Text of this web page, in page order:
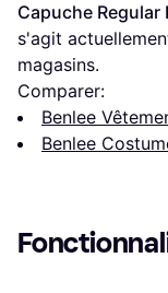
Capuche
s'agit
magasins.
Comparer:
Benlee
Benlee